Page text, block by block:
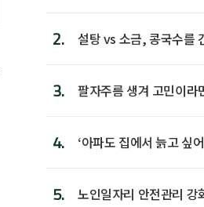
2. 설탕 vs 소금, 콩국수를
3. 팔자주름 생겨 고민이라
4.
‘아파도 집에서 늙고 싶
5.
노인일자리 안전관리